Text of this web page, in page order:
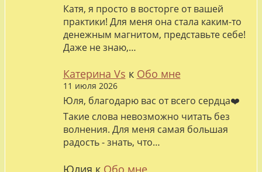
Катя, я просто в восторге от вашей
практики! Для меня она стала каким-то
денежным магнитом, представьте себе!
Даже не знаю,…
Катерина Vs к Обо мне
11 июля 2026
Юля, благодарю вас от всего сердца❤️
Такие слова невозможно читать без
волнения. Для меня самая большая
радость - знать, что…
Юлия к Обо мне